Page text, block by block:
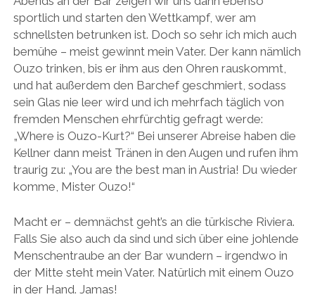
sportlich und starten den Wettkampf, wer am
schnellsten betrunken ist. Doch so sehr ich mich auch
bemühe – meist gewinnt mein Vater. Der kann nämlich
Ouzo trinken, bis er ihm aus den Ohren rauskommt,
und hat außerdem den Barchef geschmiert, sodass
sein Glas nie leer wird und ich mehrfach täglich von
fremden Menschen ehrfürchtig gefragt werde:
„Where is Ouzo-Kurt?“ Bei unserer Abreise haben die
Kellner dann meist Tränen in den Augen und rufen ihm
traurig zu: „You are the best man in Austria! Du wieder
komme, Mister Ouzo!“
Macht er – demnächst geht’s an die türkische Riviera.
Falls Sie also auch da sind und sich über eine johlende
Menschentraube an der Bar wundern – irgendwo in
der Mitte steht mein Vater. Natürlich mit einem Ouzo
in der Hand. Jamas!